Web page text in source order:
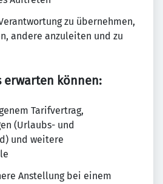
zu übernehmen,
andere anzuleiten und zu
erwarten können:
Tarifvertrag,
(Urlaubs- und
und weitere
Anstellung bei einem